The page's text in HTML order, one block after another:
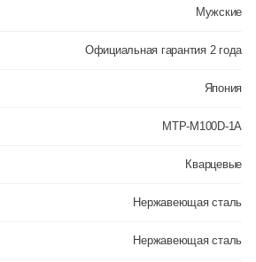
Мужские
Официальная гарантия 2 года
Япония
MTP-M100D-1A
Кварцевые
Нержавеющая сталь
Нержавеющая сталь